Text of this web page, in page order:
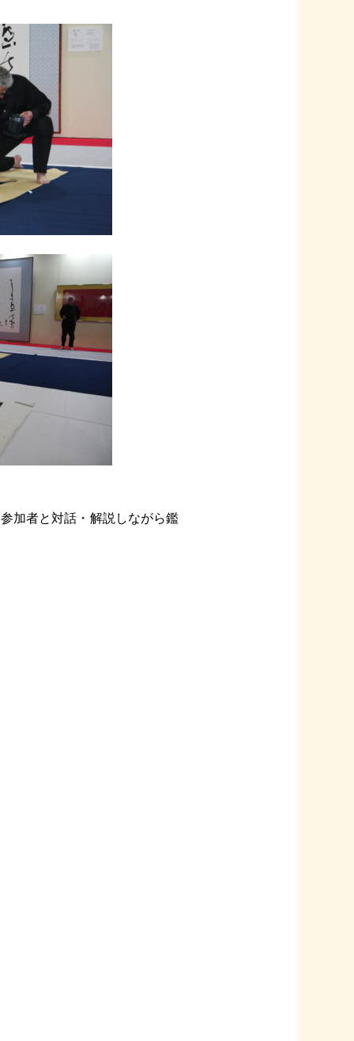
加者と対話・解説しながら鑑